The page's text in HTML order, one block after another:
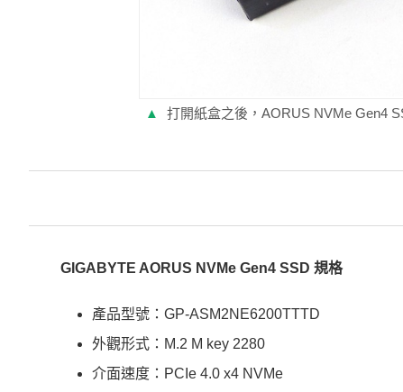
▲ 打開紙盒之後，AORUS NVMe Gen4
GIGABYTE AORUS NVMe Gen4 SSD 規格
產品型號：GP-ASM2NE6200TTTD
外觀形式：M.2 M key 2280
介面速度：PCIe 4.0 x4 NVMe